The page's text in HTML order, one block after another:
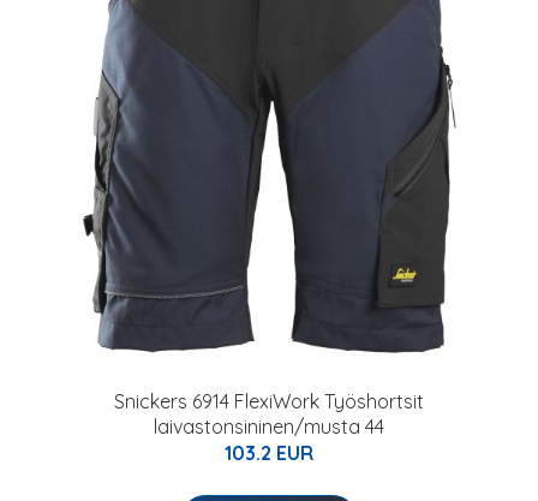
Snickers 6914 FlexiWork Työshortsit
laivastonsininen/musta 44
103.2 EUR